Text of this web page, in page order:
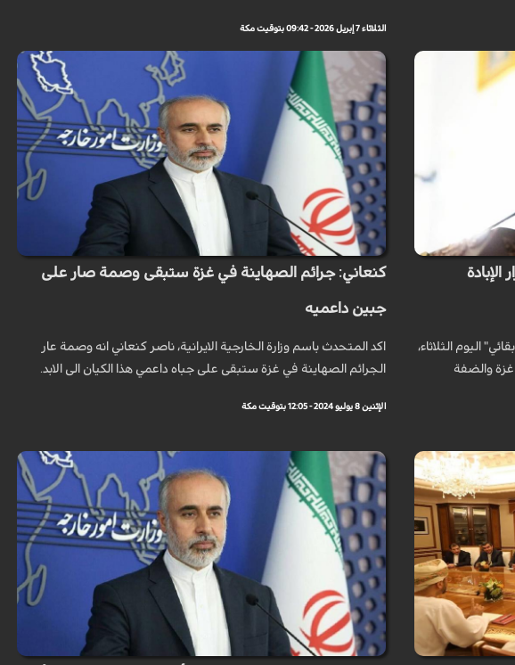
الثلاثاء 7 إبريل 2026 - 09:42 بتوقيت مكة
اليوم الثلاثاء،
والضفة
كنعاني: جرائم الصهاينة في غزة ستبقى وصمة صار على
جبين داعميه
اكد المتحدث باسم وزارة الخارجية الايرانية، ناصر كنعاني انه وصمة عار
الجرائم الصهاينة في غزة ستبقى على جباه داعمي هذا الكيان الى الابد.
الإثنين 8 يوليو 2024 - 12:05 بتوقيت مكة